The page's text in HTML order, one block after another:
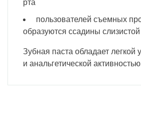
рта
пользователей съемных
образуются ссадины слизистой
Зубная паста обладает легкой
и анальгетической